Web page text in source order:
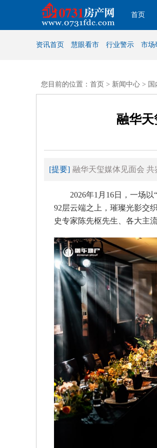
首页
资讯首页 慧眼看市 行业警示 市场
您目前的位置：首页 > 新闻中心 >
融华天
[提要] 融华天玺媒体见面会
2026年1月16日，一场以
92层云端之上，璀璨光影交
史专家陈先枢先生、各大主